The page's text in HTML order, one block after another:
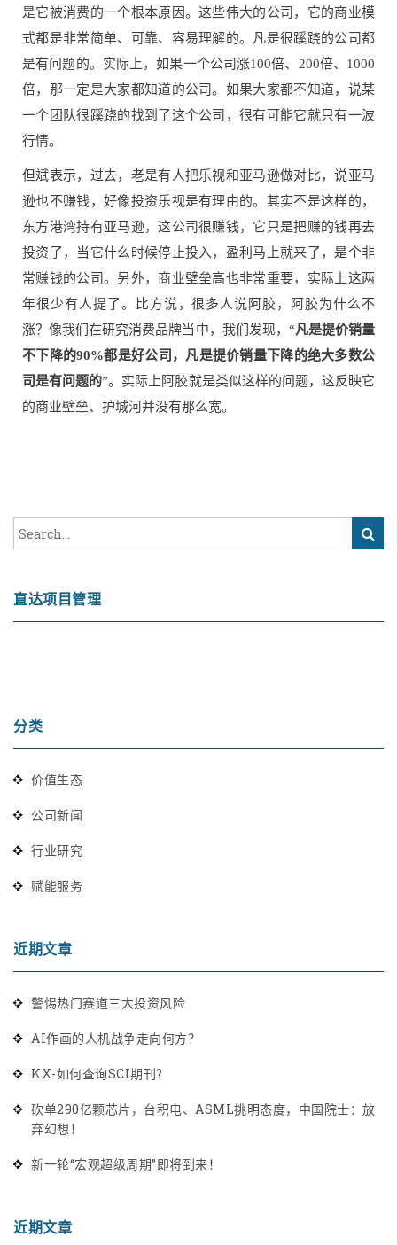
是它被消费的一个根本原因。这些伟大的公司，它的商业模
式都是非常简单、可靠、容易理解的。凡是很蹊跷的公司都
是有问题的。实际上，如果一个公司涨100倍、200倍、1000
倍，那一定是大家都知道的公司。如果大家都不知道，说某
一个团队很蹊跷的找到了这个公司，很有可能它就只有一波
行情。
但斌表示，过去，老是有人把乐视和亚马逊做对比，说亚马
逊也不赚钱，好像投资乐视是有理由的。其实不是这样的，
东方港湾持有亚马逊，这公司很赚钱，它只是把赚的钱再去
投资了，当它什么时候停止投入，盈利马上就来了，是个非
常赚钱的公司。另外，商业壁垒高也非常重要，实际上这两
年很少有人提了。比方说，很多人说阿胶，阿胶为什么不
涨？像我们在研究消费品牌当中，我们发现，“凡是提价销量
不下降的90%都是好公司，凡是提价销量下降的绝大多数公
司是有问题的”。实际上阿胶就是类似这样的问题，这反映它
的商业壁垒、护城河并没有那么宽。
直达项目管理
分类
价值生态
公司新闻
行业研究
赋能服务
近期文章
警惕热门赛道三大投资风险
AI作画的人机战争走向何方？
KX-如何查询SCI期刊?
砍单290亿颗芯片，台积电、ASML挑明态度，中国院士：放
弃幻想！
新一轮“宏观超级周期”即将到来！
近期文章